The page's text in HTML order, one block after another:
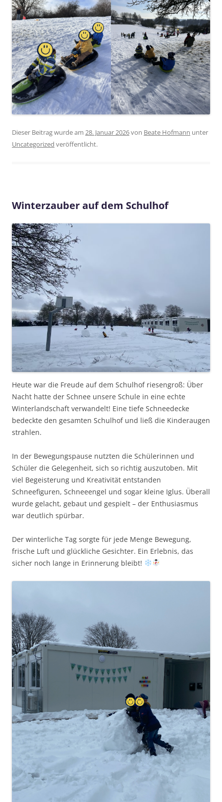
Dieser Beitrag wurde am 28. Januar 2026von Beate Hofmann unter
Uncategorized veröffentlicht.
Winterzauber auf dem Schulhof
Heute war die Freude auf dem Schulhof riesengroß: Über
Nacht hatte der Schnee unsere Schule in eine echte
Winterlandschaft verwandelt! Eine tiefe Schneedecke
bedeckte den gesamten Schulhof und ließ die Kinderaugen
strahlen.
In der Bewegungspause nutzten die Schülerinnen und
Schüler die Gelegenheit, sich so richtig auszutoben. Mit
viel Begeisterung und Kreativität entstanden
Schneefiguren, Schneeengel und sogar kleine Iglus. Überall
wurde gelacht, gebaut und gespielt – der Enthusiasmus
war deutlich spürbar.
Der winterliche Tag sorgte für jede Menge Bewegung,
frische Luft und glückliche Gesichter. Ein Erlebnis, das
sicher noch lange in Erinnerung bleibt!